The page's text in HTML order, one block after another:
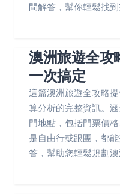
問解答，幫你輕鬆找
澳洲旅遊全攻
一次搞定
這篇澳洲旅遊全攻略
算分析的完整資訊。
門地點，包括門票價
是自由行或跟團，都
答，幫助您輕鬆規劃澳